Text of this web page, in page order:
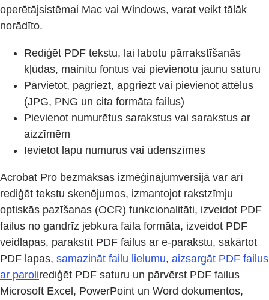
operētājsistēmai Mac vai Windows, varat veikt tālāk
norādīto.
Rediģēt PDF tekstu, lai labotu pārrakstīšanās
kļūdas, mainītu fontus vai pievienotu jaunu saturu
Pārvietot, pagriezt, apgriezt vai pievienot attēlus
(JPG, PNG un cita formāta failus)
Pievienot numurētus sarakstus vai sarakstus ar
aizzīmēm
Ievietot lapu numurus vai ūdenszīmes
Acrobat Pro bezmaksas izmēģinājumversijā var arī
rediģēt tekstu skenējumos, izmantojot rakstzīmju
optiskās pazīšanas (OCR) funkcionalitāti, izveidot PDF
failus no gandrīz jebkura faila formāta, izveidot PDF
veidlapas, parakstīt PDF failus ar e-parakstu, sakārtot
PDF lapas, samazināt failu lielumu, aizsargāt PDF failus
ar parolirediģēt PDF saturu un pārvērst PDF failus
Microsoft Excel, PowerPoint un Word dokumentos,